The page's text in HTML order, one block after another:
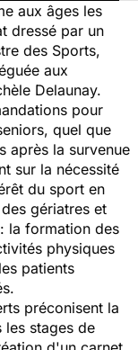
aux âges les
dressé par un
des Sports,
aux
Delaunay.
pour
quel que
après la survenue
sur la nécessité
du sport en
gériatres et
la formation des
physiques
patients
préconisent la
les stages de